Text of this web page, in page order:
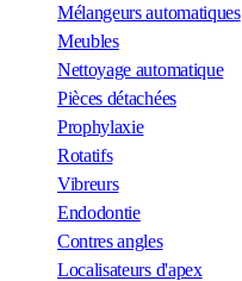
Mélangeurs automatiques
Meubles
Nettoyage automatique
Pièces détachées
Prophylaxie
Rotatifs
Vibreurs
Endodontie
Contres angles
Localisateurs d'apex